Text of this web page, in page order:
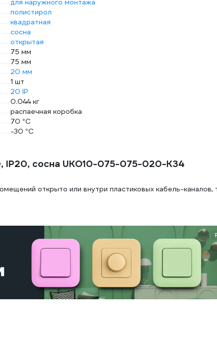
для наружного монтажа
полистирол
квадратная
сосна
открытая
75 мм
75 мм
20 мм
1 шт
20 IP
0.044 кг
распаечная коробка
70 °С
-30 °С
IP20, сосна UKO10-075-075-020-K34
открыто или внутри пластиковых кабель-каналов,